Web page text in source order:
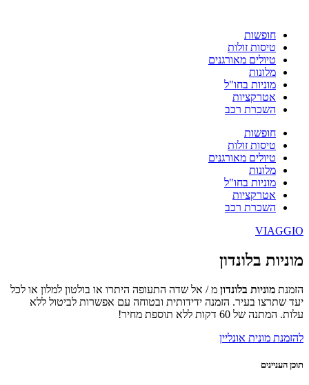
חופשות
טיסות זולות
טיולים מאורגנים
מלונות
מוניות בחו"ל
אטרקציות
השכרת רכב
חופשות
טיסות זולות
טיולים מאורגנים
מלונות
מוניות בחו"ל
אטרקציות
השכרת רכב
VIAGGIO
מוניות בלונדון
הזמנת מוניות בלונדון מ / אל שדה התעופה היתרו או בולטון למלון או לכל
יעד שתרצו בעיר. הזמנה ידידותית ובטוחה עם אפשרות לביטול ללא
עלות. המתנה של 60 דקות ללא תוספת מחיר!
להזמנת מונית אונליין
תוכן העניינים